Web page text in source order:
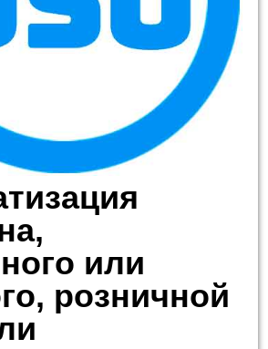
или
розничной